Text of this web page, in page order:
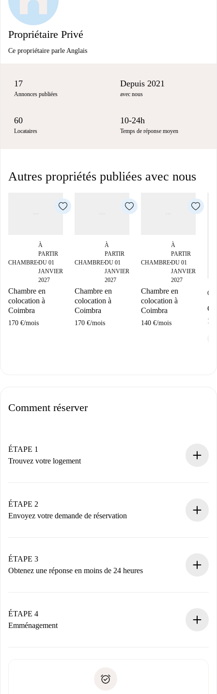
Propriétaire Privé
Ce propriétaire parle Anglais
17
Annonces publiées
Depuis 2021
avec nous
60
Locataires
10-24h
Temps de réponse moyen
Autres propriétés publiées avec nous
CHAMBRE■
À
PARTIR
DU 01
JANVIER
2027
Chambre en
colocation à
Coimbra
170 €/mois
CHAMBRE■
À
PARTIR
DU 01
JANVIER
2027
Chambre en
colocation à
Coimbra
170 €/mois
CHAMBRE■
À
PARTIR
DU 01
JANVIER
2027
Chambre en
colocation à
Coimbra
140 €/mois
Comment réserver
ÉTAPE 1
Trouvez votre logement
Vous disposez à l’avance de toutes les informations
nécessaires.
ÉTAPE 2
Envoyez votre demande de réservation
Nous ne vous facturerons rien tant que le propriétaire
n’aura pas accepté.
ÉTAPE 3
Obtenez une réponse en moins de 24 heures
contact avec le propriétaire.
Si refusé : aucun prélèvement et nous vous proposerons
Justificatif de solvabilité
ÉTAPE 4
Emménagement
uniquement si aucun problème n'est signalé.